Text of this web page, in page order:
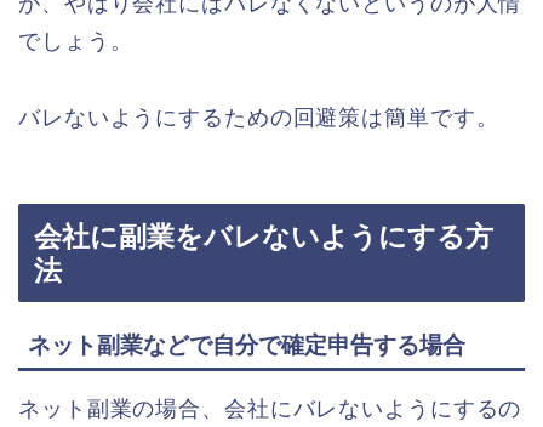
でしょう。
バレないようにするための回避策は簡単です。
会社に副業をバレないようにする方
法
ネット副業などで自分で確定申告する場合
ネット副業の場合、会社にバレないようにするの